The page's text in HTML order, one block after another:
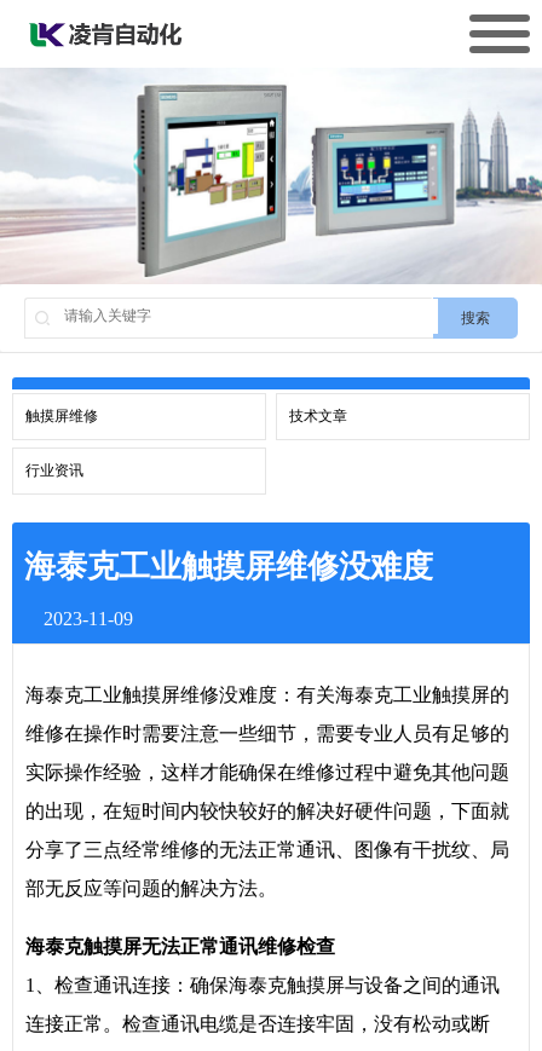
搜索
触摸屏维修 技术文章
行业资讯
海泰克工业触摸屏维修没难度
2023-11-09
海泰克工业触摸屏维修没难度：有关海泰克工业触摸屏的
维修在操作时需要注意一些细节，需要专业人员有足够的
实际操作经验，这样才能确保在维修过程中避免其他问题
的出现，在短时间内较快较好的解决好硬件问题，下面就
分享了三点经常维修的无法正常通讯、图像有干扰纹、局
部无反应等问题的解决方法。
海泰克触摸屏无法正常通讯维修检查
1、检查通讯连接：确保海泰克触摸屏与设备之间的通讯
连接正常。检查通讯电缆是否连接牢固，没有松动或断